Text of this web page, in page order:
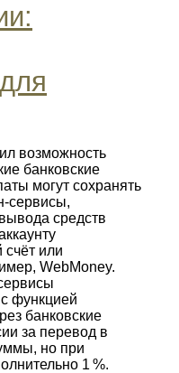
возможность
банковские
могут сохранять
средств
или
WebMoney.
функцией
банковские
за перевод в
но при
1 %.